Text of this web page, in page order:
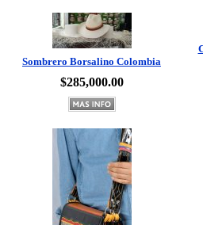
Sombrero Borsalino Colombia
$285,000.00